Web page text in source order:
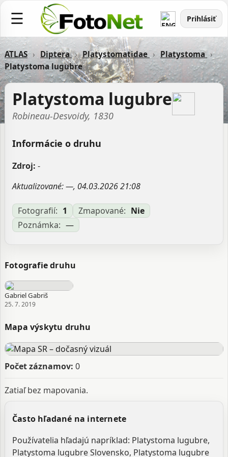
☰ Prihlásiť
ATLAS › Diptera › Platystomatidae › Platystoma ›
Platystoma lugubre
Platystoma lugubre
Robineau-Desvoidy, 1830
Informácie o druhu
Zdroj: -
Aktualizované: —, 04.03.2026 21:08
Fotografií: 1 Zmapované: Nie
Poznámka: —
Fotografie druhu
Gabriel Gabriš
25. 7. 2019
Mapa výskytu druhu
Počet záznamov: 0
Zatiaľ bez mapovania.
Často hľadané na internete
Používatelia hľadajú napríklad: Platystoma lugubre,
Platystoma lugubre Slovensko, Platystoma lugubre